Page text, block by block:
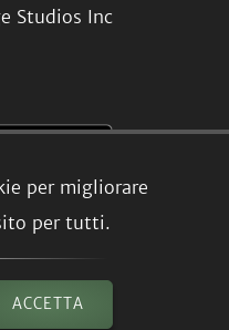
per migliorare
per tutti.
ACCETTA
Studios Inc